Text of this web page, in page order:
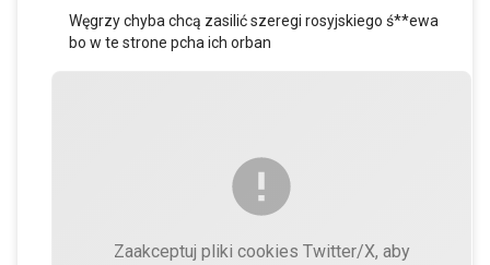
Węgrzy chyba chcą zasilić szeregi rosyjskiego ś**ewa
bo w te strone pcha ich orban
Zaakceptuj pliki cookies Twitter/X, aby